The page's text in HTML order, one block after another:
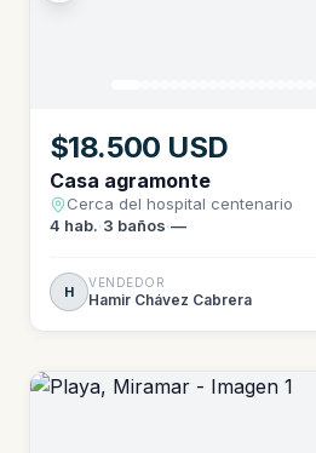
$18.500 USD
Casa agramonte
Cerca del hospital centenario
4 hab.·3 baños·—
H
VENDEDOR
Hamir Chávez Cabrera